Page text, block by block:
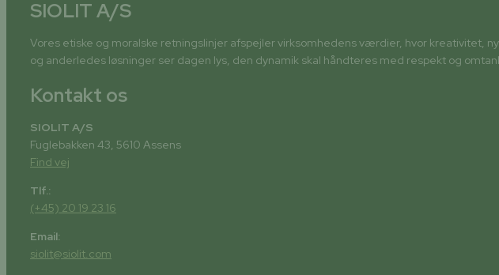
SIOLIT A/S
Vores etiske og moralske retningslinjer afspejler virksomhedens værdier, hvor
og anderledes løsninger ser dagen lys, den dynamik skal håndteres med respekt og
Kontakt os
SIOLIT A/S
Fuglebakken 43, 5610 Assens
Find vej
Tlf.:
(+45) 20 19 23 16
Email:
siolit@siolit.com